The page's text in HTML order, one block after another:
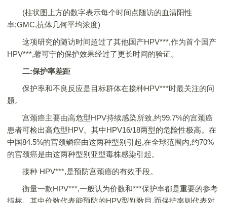
(柱状图上方的数字表示每个时间点随访的血清阳性
率;GMC,抗体几何平均浓度)
这项研究的随访时间超过了其他国产HPV***,作为首个国产
HPV***,馨可宁的保护效果经过了更长时间的验证。
二:保护率差距
保护率和不良反应是目标群体在接种HPV***时最关注的问
题。
宫颈癌主要由高危型HPV持续感染所致,约99.7%的宫颈癌
患者可检出高危型HPV。其中HPV16/18两型的危险性极高。在
中国84.5%的宫颈鳞癌由这两种型别引起,在全球范围内,约70%
的宫颈癌是由这两种型别亚型毒株感染引起。
接种 HPV***,是预防宫颈癌的有效手段。
衡量一款HPV***,一般认为价数和***保护率都是重要的参考
指标。其中价数代表能预防的HPV型别数目,而保护率则代表对